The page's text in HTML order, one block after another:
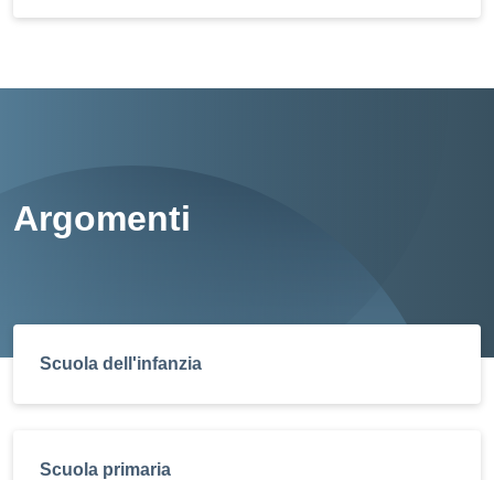
Argomenti
Scuola dell'infanzia
Scuola primaria